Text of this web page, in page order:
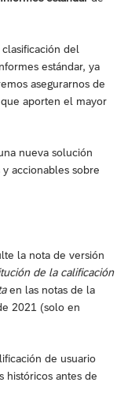
del
estándar, ya
asegurarnos de
aporten el mayor
nueva solución
accionables sobre
la nota de versión
de la calificación
en las notas de la
2021 (solo en
de usuario
históricos antes de